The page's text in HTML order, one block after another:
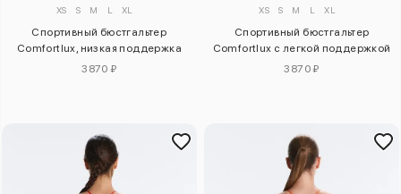
XS S M L XL
Спортивный бюстгальтер
Comfortlux, низкая поддержка
3870 ₽
XS S M L XL
Спортивный бюстгальтер
Comfortlux с легкой поддержкой
3870 ₽